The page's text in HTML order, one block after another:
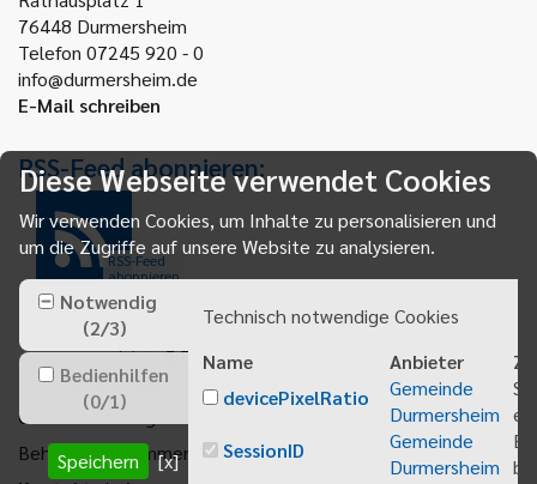
76448 Durmersheim
Telefon 07245 920 - 0
info@durmersheim.de
E-Mail schreiben
RSS-Feed abonnieren:
RSS-Feed
abonnieren
Gemeindeanzeiger abonnieren
Behördenrufnummer 115
Diese Webseite verwendet Cookies
Wir verwenden Cookies, um Inhalte zu personalisieren und
um die Zugriffe auf unsere Website zu analysieren.
Notwendig
(2/3)
Bedienhilfen
(0/1)
Speichern [x]
Technisch notwendige Cookies
Name
Anbieter
devicePixelRatio
Gemeinde
Durmersheim
SessionID
Gemeinde
Durmersheim